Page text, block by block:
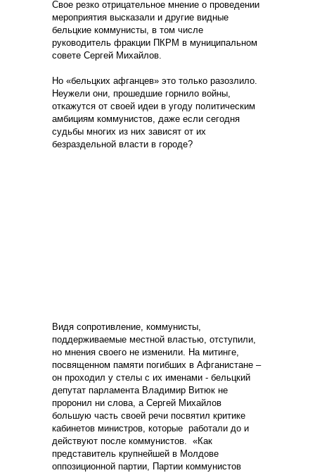
Свое резко отрицательное мнение о проведении
мероприятия высказали и другие видные
бельцкие коммунисты, в том числе
руководитель фракции ПКРМ в муниципальном
совете Сергей Михайлов.
Но «бельцких афганцев» это только разозлило.
Неужели они, прошедшие горнило войны,
откажутся от своей идеи в угоду политическим
амбициям коммунистов, даже если сегодня
судьбы многих из них зависят от их
безраздельной власти в городе?
Видя сопротивление, коммунисты,
поддерживаемые местной властью, отступили,
но мнения своего не изменили. На митинге,
посвященном памяти погибших в Афганистане –
он проходил у стелы с их именами - бельцкий
депутат парламента Владимир Витюк не
проронил ни слова, а Сергей Михайлов
большую часть своей речи посвятил критике
кабинетов министров, которые работали до и
действуют после коммунистов. «Как
представитель крупнейшей в Молдове
оппозиционной партии, Партии коммунистов